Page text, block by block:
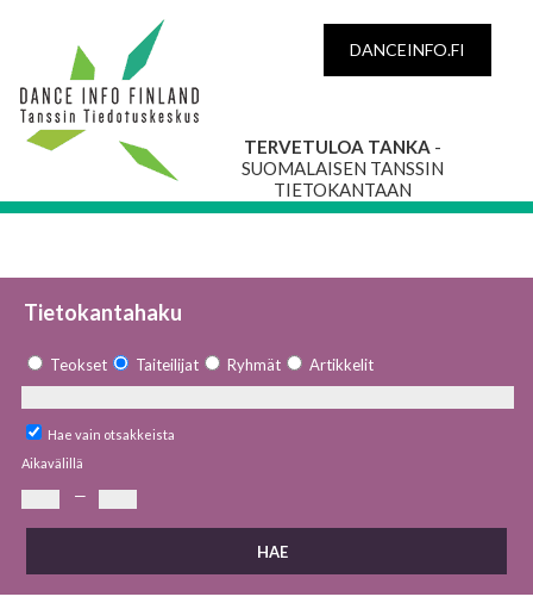
DANCEINFO.FI
TERVETULOA TANKA -
SUOMALAISEN TANSSIN
TIETOKANTAAN
Tietokantahaku
Teokset Taiteilijat Ryhmät Artikkelit
Hae vain otsakkeista
Aikavälillä
—